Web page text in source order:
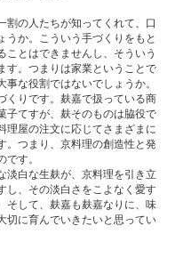
割の人たちが知ってくれて、口
うか。こういう手づくりをもと
ことはできませんし、そういう
す。つまりは家業ということで
な役割ではないでしょうか。
りです。麸嘉で扱っている商
子てすが、麸そのものは脇役で
理屋の注文に応じてさまざまに
。つまり、京料理の創造性と発
です。
白な生麸が、京料理を引き立
し、その淡白さをこよなく愛す
そして、麸嘉も麸嘉なりに、味
切に育んでいきたいと思ってい